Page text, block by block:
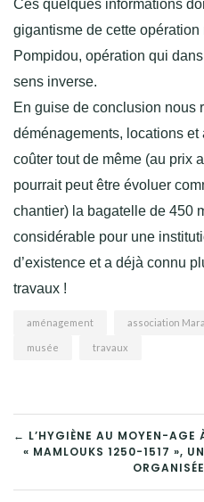
Ces quelques informations
gigantisme de cette
Pompidou, opération qui
sens inverse.
En guise de conclusion nous
déménagements, locations et
coûter tout de même (au prix
pourrait peut être évoluer
chantier) la bagatelle de 450
considérable pour une
d’existence et a déjà connu
travaux !
aménagement association
musée travaux
DE
← L’HYGIÈNE AU MOYEN-AGE
« MAMLOUKS 1250-1517 »,